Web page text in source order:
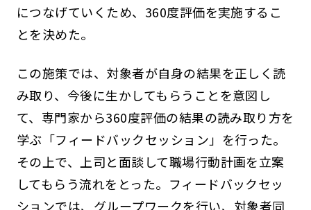
につなげていくため、360度評価を実施するこ
とを決めた。
この施策では、対象者が自身の結果を正しく読
み取り、今後に生かしてもらうことを意図し
て、専門家から360度評価の結果の読み取り方を
学ぶ「フィードバックセッション」を行った。
その上で、上司と面談して職場行動計画を立案
してもらう流れをとった。フィードバックセッ
ションでは、グループワークを行い、対象者同